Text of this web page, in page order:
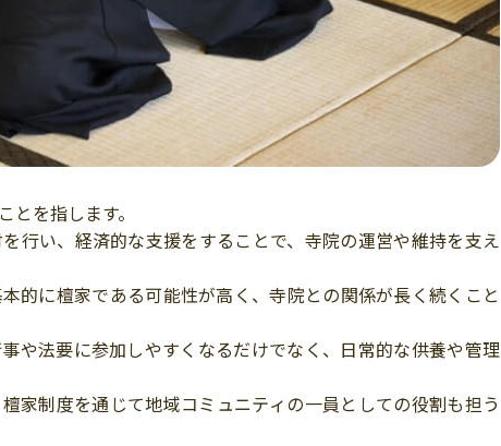
を指します。
行い、経済的な支援をすることで、寺院の運営や維持を支え
的に檀家である可能性が高く、寺院との関係が長く続くこと
や法要に参加しやすくなるだけでなく、日常的な供養や管理
家制度を通じて地域コミュニティの一員としての役割も担う